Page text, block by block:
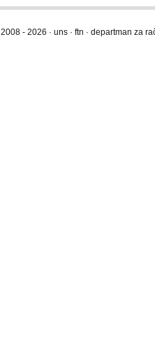
2008 - 2026 · uns · ftn · departman za